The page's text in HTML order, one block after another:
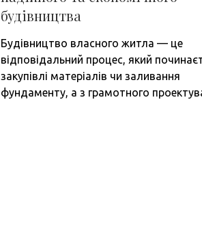
будівництва
Будівництво власного житла — це
відповідальний процес, який
закупівлі матеріалів чи заливання
фундаменту, а з грамотного